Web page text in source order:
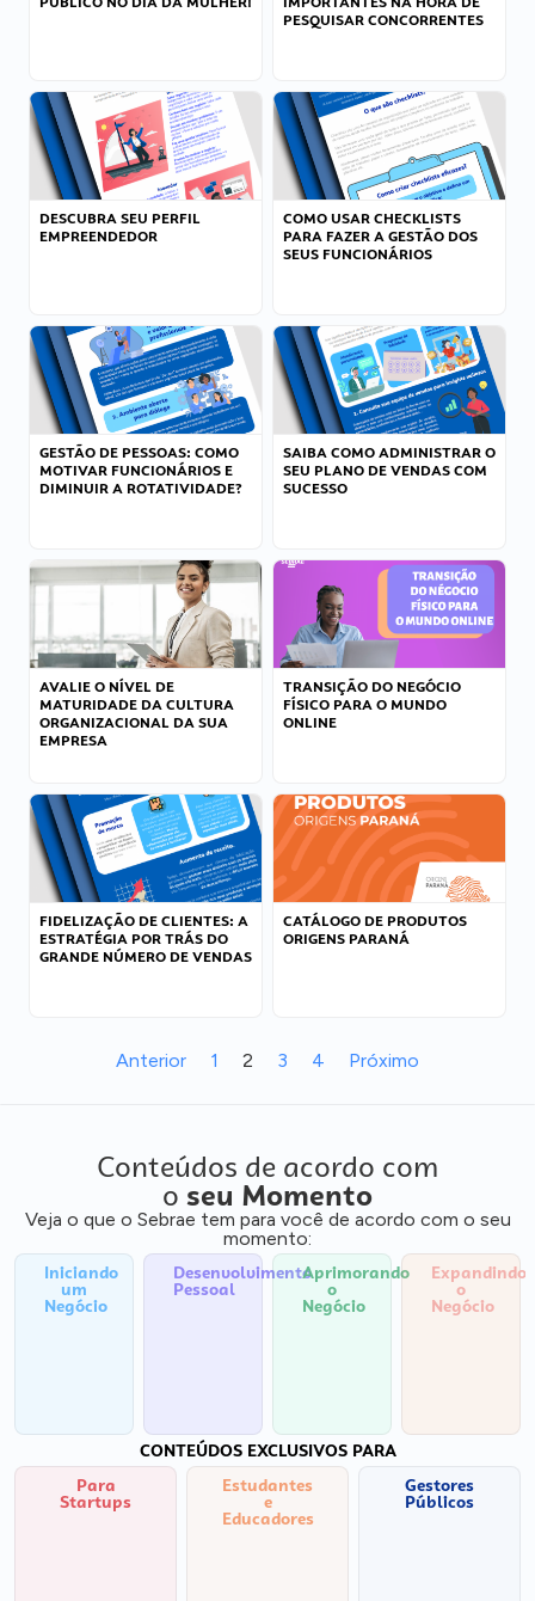
PESQUISAR CONCORRENTES
DESCUBRA SEU PERFIL
EMPREENDEDOR
COMO USAR CHECKLISTS
PARA FAZER A GESTÃO DOS
SEUS FUNCIONÁRIOS
GESTÃO DE PESSOAS: COMO
MOTIVAR FUNCIONÁRIOS E
DIMINUIR A ROTATIVIDADE?
SAIBA COMO ADMINISTRAR O
SEU PLANO DE VENDAS COM
SUCESSO
AVALIE O NÍVEL DE
MATURIDADE DA CULTURA
ORGANIZACIONAL DA SUA
EMPRESA
TRANSIÇÃO DO NEGÓCIO
FÍSICO PARA O MUNDO
ONLINE
FIDELIZAÇÃO DE CLIENTES: A
ESTRATÉGIA POR TRÁS DO
GRANDE NÚMERO DE VENDAS
CATÁLOGO DE PRODUTOS
ORIGENS PARANÁ
Anterior 1 2 3 4 Próximo
Conteúdos de acordo com
o seu Momento
Veja o que o Sebrae tem para você de acordo com o seu
momento:
Iniciando
um
Negócio
Desenvolvimento
Pessoal
Aprimorando
o
Negócio
Expandindo
o
Negócio
CONTEÚDOS EXCLUSIVOS PARA
Para
Startups
Estudantes
e
Educadores
Gestores
Públicos